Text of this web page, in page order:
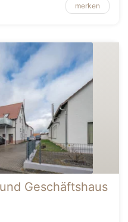
merken
Geschäftshaus